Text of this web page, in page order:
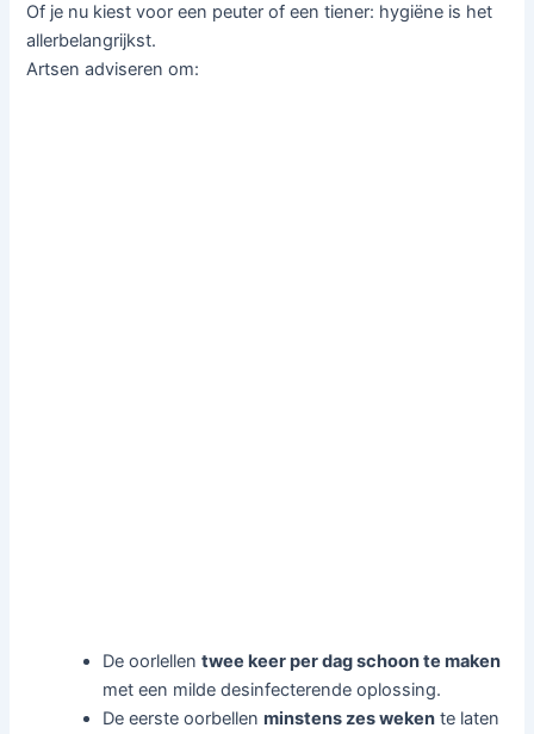
Of je nu kiest voor een peuter of een tiener: hygiëne is het
allerbelangrijkst.
Artsen adviseren om:
De oorlellentwee keer per dag schoon te maken
met een milde desinfecterende oplossing.
De eerste oorbellenminstens zes weken te laten